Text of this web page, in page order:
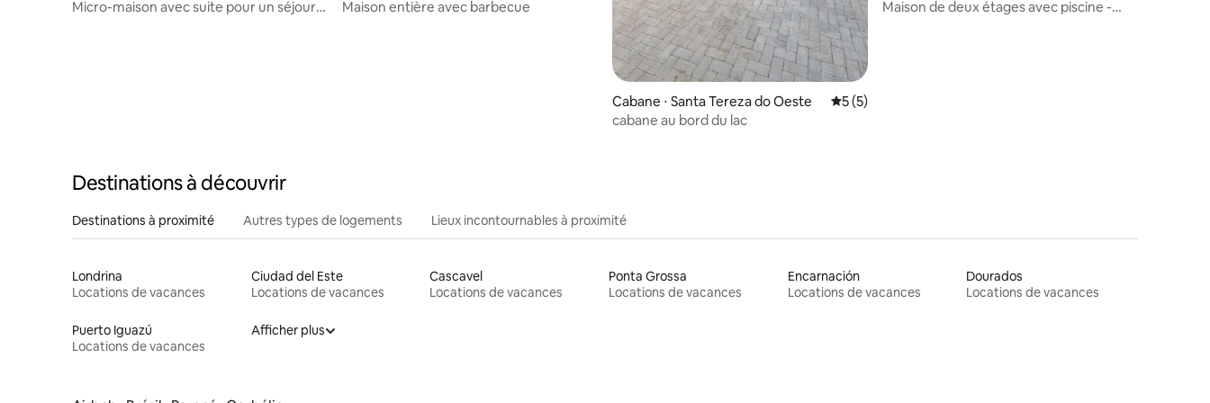
Micro-maison avec suite pour un séjour
Maison entière avec barbecue
Cabane ⋅ Santa Tereza do Oeste Évaluation moyenne sur la base de 5 commentaires : 5 sur 5
5 (5)
cabane au bord du lac
Maison de deux étages avec piscine -
Destinations à découvrir
Destinations à proximité Autres types de logements Lieux incontournables à proximité
Londrina
Locations de vacances
Ciudad del Este
Locations de vacances
Cascavel
Locations de vacances
Ponta Grossa
Locations de vacances
Encarnación
Locations de vacances
Dourados
Locations de vacances
Puerto Iguazú
Locations de vacances
Afficher plus